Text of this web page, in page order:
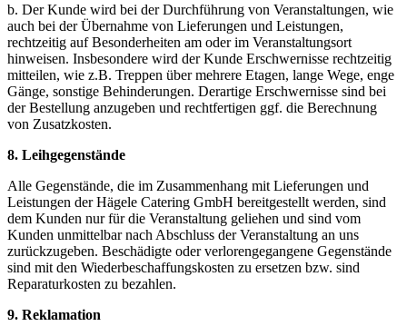
b. Der Kunde wird bei der Durchführung von Veranstaltungen, wie
auch bei der Übernahme von Lieferungen und Leistungen,
rechtzeitig auf Besonderheiten am oder im Veranstaltungsort
hinweisen. Insbesondere wird der Kunde Erschwernisse rechtzeitig
mitteilen, wie z.B. Treppen über mehrere Etagen, lange Wege, enge
Gänge, sonstige Behinderungen. Derartige Erschwernisse sind bei
der Bestellung anzugeben und rechtfertigen ggf. die Berechnung
von Zusatzkosten.
8. Leihgegenstände
Alle Gegenstände, die im Zusammenhang mit Lieferungen und
Leistungen der Hägele Catering GmbH bereitgestellt werden, sind
dem Kunden nur für die Veranstaltung geliehen und sind vom
Kunden unmittelbar nach Abschluss der Veranstaltung an uns
zurückzugeben. Beschädigte oder verlorengegangene Gegenstände
sind mit den Wiederbeschaffungskosten zu ersetzen bzw. sind
Reparaturkosten zu bezahlen.
9. Reklamation